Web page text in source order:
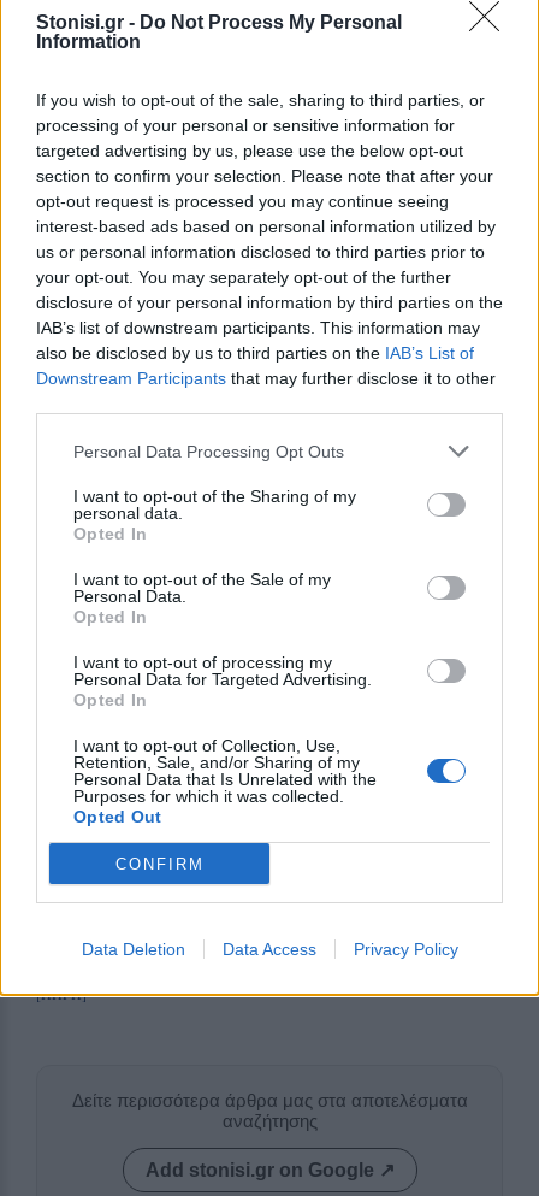
Stonisi.gr - Do Not Process My Personal
Information
If you wish to opt-out of the sale, sharing to third parties, or
processing of your personal or sensitive information for
targeted advertising by us, please use the below opt-out
section to confirm your selection. Please note that after your
opt-out request is processed you may continue seeing
interest-based ads based on personal information utilized by
us or personal information disclosed to third parties prior to
your opt-out. You may separately opt-out of the further
disclosure of your personal information by third parties on the
IAB’s list of downstream participants. This information may
also be disclosed by us to third parties on the IAB’s List of
Downstream Participants that may further disclose it to other
Personal Data Processing Opt Outs
I want to opt-out of the Sharing of my
personal data.
Opted In
I want to opt-out of the Sale of my
Personal Data.
Opted In
I want to opt-out of processing my
Personal Data for Targeted Advertising.
Opted In
I want to opt-out of Collection, Use,
Retention, Sale, and/or Sharing of my
Personal Data that Is Unrelated with the
Purposes for which it was collected.
Opted Out
CONFIRM
Data Deletion Data Access Privacy Policy
538595/12.12.2023 κοινή υπουργική απόφαση,
κατά το μέρος που αφορά τον χαρακτηρισμό της
Τουρκίας ως ασφαλούς τρίτης χώρας για τους
αιτούντες διεθνή προστασία με χώρα καταγωγής
τη Συρία, το Αφγανιστάν, το Πακιστάν, το
Μπαγκλαντές και τη Σομαλία».
Παράλληλα, ομόφωνα κρίθηκε ότι πρέπει να
οποίες απορρίφθηκαν τα αιτήματα διεθνούς
προστασίας των αιτούντων αλλοδαπών
αφγανικής ιθαγένειας, με την αιτιολογία ότι
είναι ασφαλής τρίτη χώρα.
Και αυτό γιατί από τα στοιχεία του φακέλου
την επανεισδοχή των αιτούντων διεθνή προστασία
στο έδαφός της από τον Μάρτιο του 2020, οι
αρμόδιες Ελληνικές αρχές, όπως έγινε δεκτό με
την απόφαση του Δ.Ε.Ε. της 4.10.2024, δεν
δύνανται να απορρίπτουν αιτήσεις διεθνούς
προστασίας ως απαράδεκτες, με την αιτιολογία
ότι η Τουρκία είναι ασφαλής τρίτη χώρα.
[ΠΗΓΗ]
Δείτε περισσότερα άρθρα μας στα αποτελέσματα
αναζήτησης
Add stonisi.gr on Google ↗